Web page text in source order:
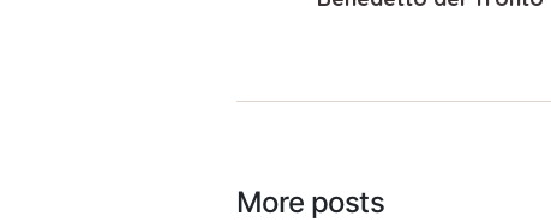
More posts